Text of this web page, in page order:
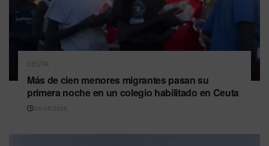
CEUTA
Más de cien menores migrantes pasan su
primera noche en un colegio habilitado en Ceuta
06/08/2026